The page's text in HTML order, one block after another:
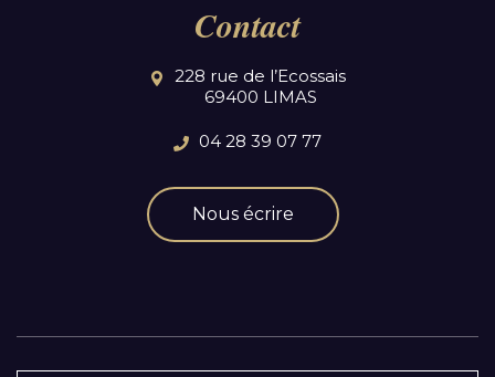
Contact
228 rue de l’Ecossais
69400 LIMAS
04 28 39 07 77
Nous écrire